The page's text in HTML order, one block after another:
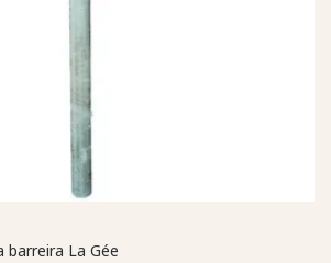
barreira La Gée